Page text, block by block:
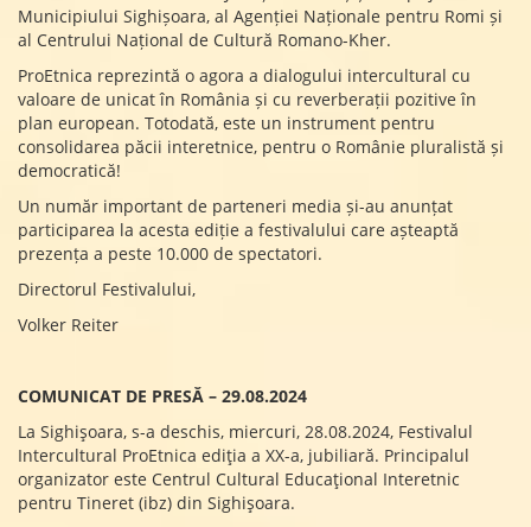
Municipiului Sighișoara, al Agenției Naționale pentru Romi și
al Centrului Național de Cultură Romano-Kher.
ProEtnica reprezintă o agora a dialogului intercultural cu
valoare de unicat în România și cu reverberații pozitive în
plan european. Totodată, este un instrument pentru
consolidarea păcii interetnice, pentru o Românie pluralistă și
democratică!
Un număr important de parteneri media și-au anunțat
participarea la acesta ediție a festivalului care așteaptă
prezența a peste 10.000 de spectatori.
Directorul Festivalului,
Volker Reiter
COMUNICAT DE PRESĂ – 29.08.2024
La Sighișoara, s-a deschis, miercuri, 28.08.2024, Festivalul
Intercultural ProEtnica ediția a XX-a, jubiliară. Principalul
organizator este Centrul Cultural Educațional Interetnic
pentru Tineret (ibz) din Sighișoara.